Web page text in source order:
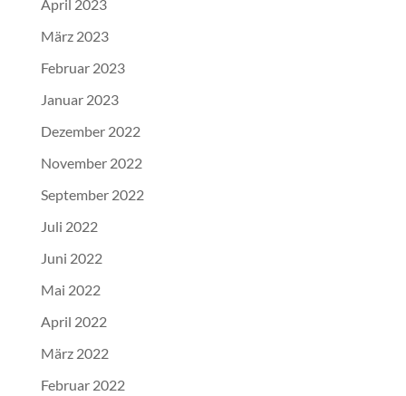
April 2023
März 2023
Februar 2023
Januar 2023
Dezember 2022
November 2022
September 2022
Juli 2022
Juni 2022
Mai 2022
April 2022
März 2022
Februar 2022